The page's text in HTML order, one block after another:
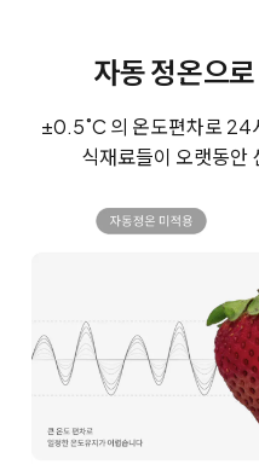
자동 정온으
±0.5˚C 의 온도편차로 24
식재료들이 오랫동안